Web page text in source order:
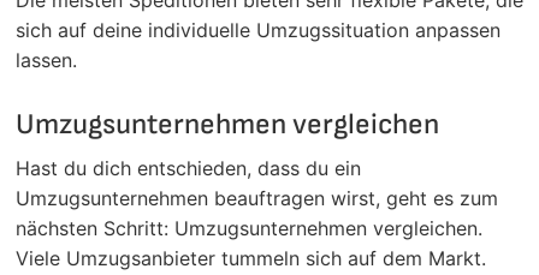
sich auf deine individuelle Umzugssituation anpassen
lassen.
Umzugsunternehmen vergleichen
Hast du dich entschieden, dass du ein
Umzugsunternehmen beauftragen wirst, geht es zum
nächsten Schritt: Umzugsunternehmen vergleichen.
Viele Umzugsanbieter tummeln sich auf dem Markt.